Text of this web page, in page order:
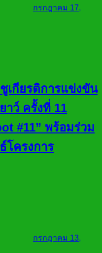
กรกฎาคม 17,
เกียรติการแข่งขัน
าว์ ครั้งที่ 11
#11” พร้อมร่วม
โครงการ
กรกฎาคม 13,